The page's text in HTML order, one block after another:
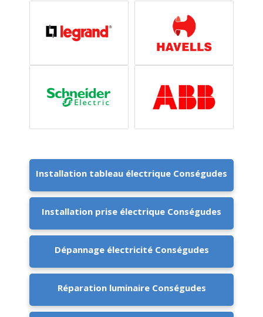
Installation tableau électrique Conségudes
Installation prise électrique Conségudes
Dépannage électricité Conségudes
Réparation luminaire Conségudes